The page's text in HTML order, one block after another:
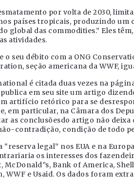
por volta de 2030,
países tropicais, produzindo um
global das commodities.” Eles
atividades.
o seu débito com a ONG
seção americana da WWF,
é citada duas vezes na
em seu site um artigo
artifício retórico para se
em particular, na Câmara dos
as conclusõesdo artigo não
contradição, condição de todo
“reserva legal” nos EUA e na
os interesses dos
McDonald”s, Bank of America,
WWF e Usaid. Os dados foram